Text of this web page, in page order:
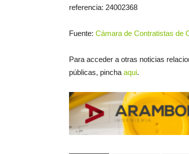
referencia: 24002368
Fuente: Cámara de Contratistas de
Para acceder a otras noticias
públicas, pincha aqui.